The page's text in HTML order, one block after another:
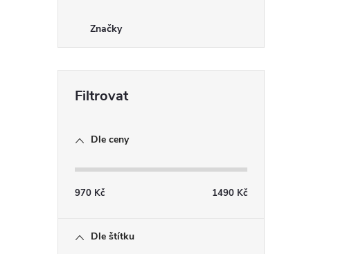
Značky
Dle ceny
970 Kč 1490 Kč
Dle štítku